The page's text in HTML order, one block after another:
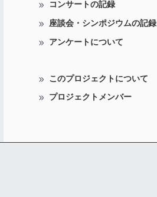
コンサートの記録
座談会・シンポジウムの記録
アンケートについて
このプロジェクトについて
プロジェクトメンバー